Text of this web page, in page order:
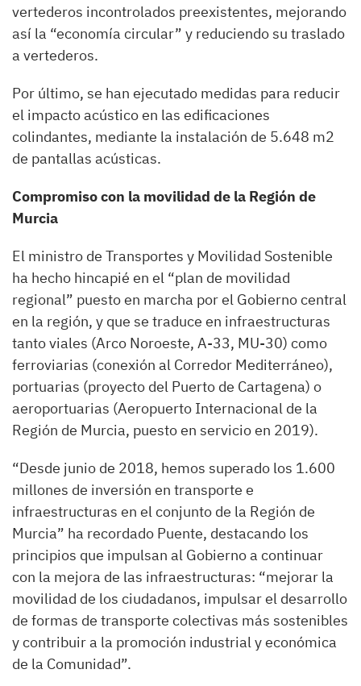
vertederos incontrolados preexistentes, mejorando
así la “economía circular” y reduciendo su traslado
a vertederos.
Por último, se han ejecutado medidas para reducir
el impacto acústico en las edificaciones
colindantes, mediante la instalación de 5.648 m2
de pantallas acústicas.
Compromiso con la movilidad de la Región de
Murcia
El ministro de Transportes y Movilidad Sostenible
ha hecho hincapié en el “plan de movilidad
regional” puesto en marcha por el Gobierno central
en la región, y que se traduce en infraestructuras
tanto viales (Arco Noroeste, A-33, MU-30) como
ferroviarias (conexión al Corredor Mediterráneo),
portuarias (proyecto del Puerto de Cartagena) o
aeroportuarias (Aeropuerto Internacional de la
Región de Murcia, puesto en servicio en 2019).
“Desde junio de 2018, hemos superado los 1.600
millones de inversión en transporte e
infraestructuras en el conjunto de la Región de
Murcia” ha recordado Puente, destacando los
principios que impulsan al Gobierno a continuar
con la mejora de las infraestructuras: “mejorar la
movilidad de los ciudadanos, impulsar el desarrollo
de formas de transporte colectivas más sostenibles
y contribuir a la promoción industrial y económica
de la Comunidad”.